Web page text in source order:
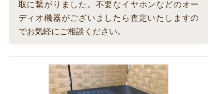
取に繋がりました。不要なイヤホンなどのオー
ディオ機器がございましたら査定いたしますの
でお気軽にご相談ください。